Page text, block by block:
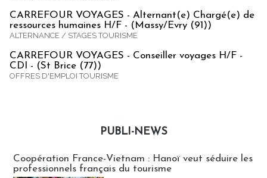
CARREFOUR VOYAGES - Alternant(e) Chargé(e) de
ressources humaines H/F - (Massy/Evry (91))
ALTERNANCE / STAGES TOURISME
CARREFOUR VOYAGES - Conseiller voyages H/F -
CDI - (St Brice (77))
OFFRES D'EMPLOI TOURISME
PUBLI-NEWS
Coopération France-Vietnam : Hanoï veut séduire les
professionnels français du tourisme